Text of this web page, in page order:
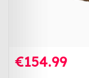
€154.99